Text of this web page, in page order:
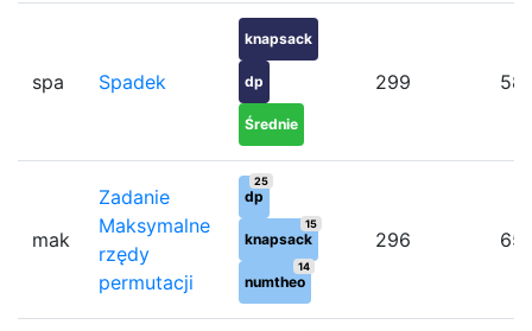
spa Spadek
knapsack
dp
Średnie
299
mak
Zadanie
Maksymalne
rzędy
permutacji
dp
25
knapsack
15
numtheo
14
296